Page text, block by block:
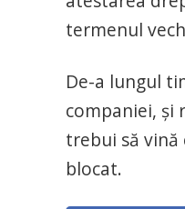
termenul
De-a lungul
companiei, şi
trebui să
blocat.